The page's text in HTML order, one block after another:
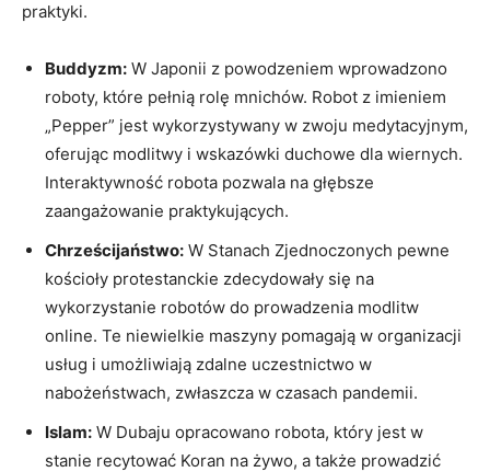
praktyki.
Buddyzm: W Japonii z powodzeniem wprowadzono
roboty, które pełnią rolę mnichów. Robot z imieniem
„Pepper” jest wykorzystywany w zwoju medytacyjnym,
oferując modlitwy i wskazówki duchowe dla wiernych.
Interaktywność robota pozwala na głębsze
zaangażowanie praktykujących.
Chrześcijaństwo: W Stanach Zjednoczonych pewne
kościoły protestanckie zdecydowały się na
wykorzystanie robotów do prowadzenia modlitw
online. Te niewielkie maszyny pomagają w organizacji
usług i umożliwiają zdalne uczestnictwo w
nabożeństwach, zwłaszcza w czasach pandemii.
Islam: W Dubaju opracowano robota, który jest w
stanie recytować Koran na żywo, a także prowadzić